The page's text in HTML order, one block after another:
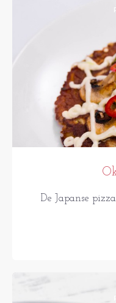
De Japanse